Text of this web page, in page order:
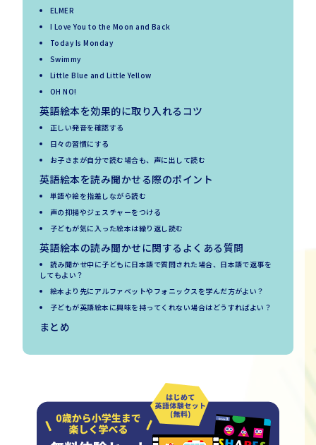
ELMER
I Love You to the Moon and Back
Today Is Monday
Swimmy
Little Blue and Little Yellow
OH NO!
英語絵本を効果的に取り入れるコツ
正しい発音を確認する
日々の習慣にする
お子さまが自分で読む場合も、声に出して読む
英語絵本を読み聞かせる際のポイント
単語や絵を指差しながら読む
声の抑揚やジェスチャーをつける
子どもが気に入った絵本は繰り返し読む
英語絵本の読み聞かせに関するよくある質問
読み聞かせ中に子どもに日本語で質問された場合、日本語で返事を
してもよい？
絵本より先にアルファベットやフォニックスを学んだ方がよい？
子どもが英語絵本に興味を持ってくれない場合はどうすればよい？
まとめ